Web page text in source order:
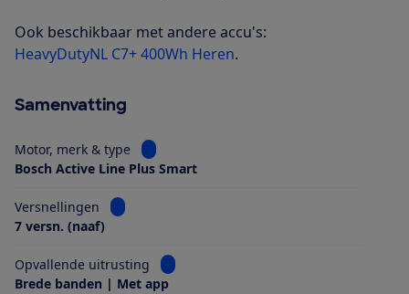
Ook beschikbaar met andere accu's:
HeavyDutyNL C7+ 400Wh Heren.
Samenvatting
Motor, merk & type
Bekijk informatie voor Motor, merk & type
Bosch Active Line Plus Smart
Versnellingen
Bekijk informatie voor Versnellingen
7 versn. (naaf)
Opvallende uitrusting
Bekijk informatie voor Opvallende
Brede banden | Met app